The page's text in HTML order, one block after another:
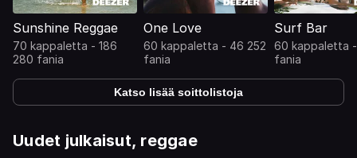
Sunshine Reggae
70 kappaletta - 186
280 fania
One Love
60 kappaletta - 46 252
fania
Surf Bar
60 kappaletta
fania
Katso lisää soittolistoja
Uudet julkaisut, reggae